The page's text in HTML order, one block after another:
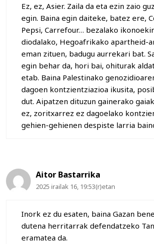
Ez, ez, Asier. Zaila da eta ezin zaio
egin. Baina egin daiteke, batez ere,
Pepsi, Carrefour… bezalako
diodalako, Hegoafrikako apartheid-
eman zituen, badugu aurrekari bat.
egin behar da, hori bai, ohiturak
etab. Baina Palestinako
dagoen kontzientziazioa ikusita,
dut. Aipatzen dituzun gainerako
ez, zoritxarrez ez dagoelako
gehien-gehienen despiste larria
Aitor Bastarrika
2025 irailak 16, 19:53(r)etan
Inork ez du esaten, baina Gazan
dutena herritarrak defendatzeko
eramatea da.